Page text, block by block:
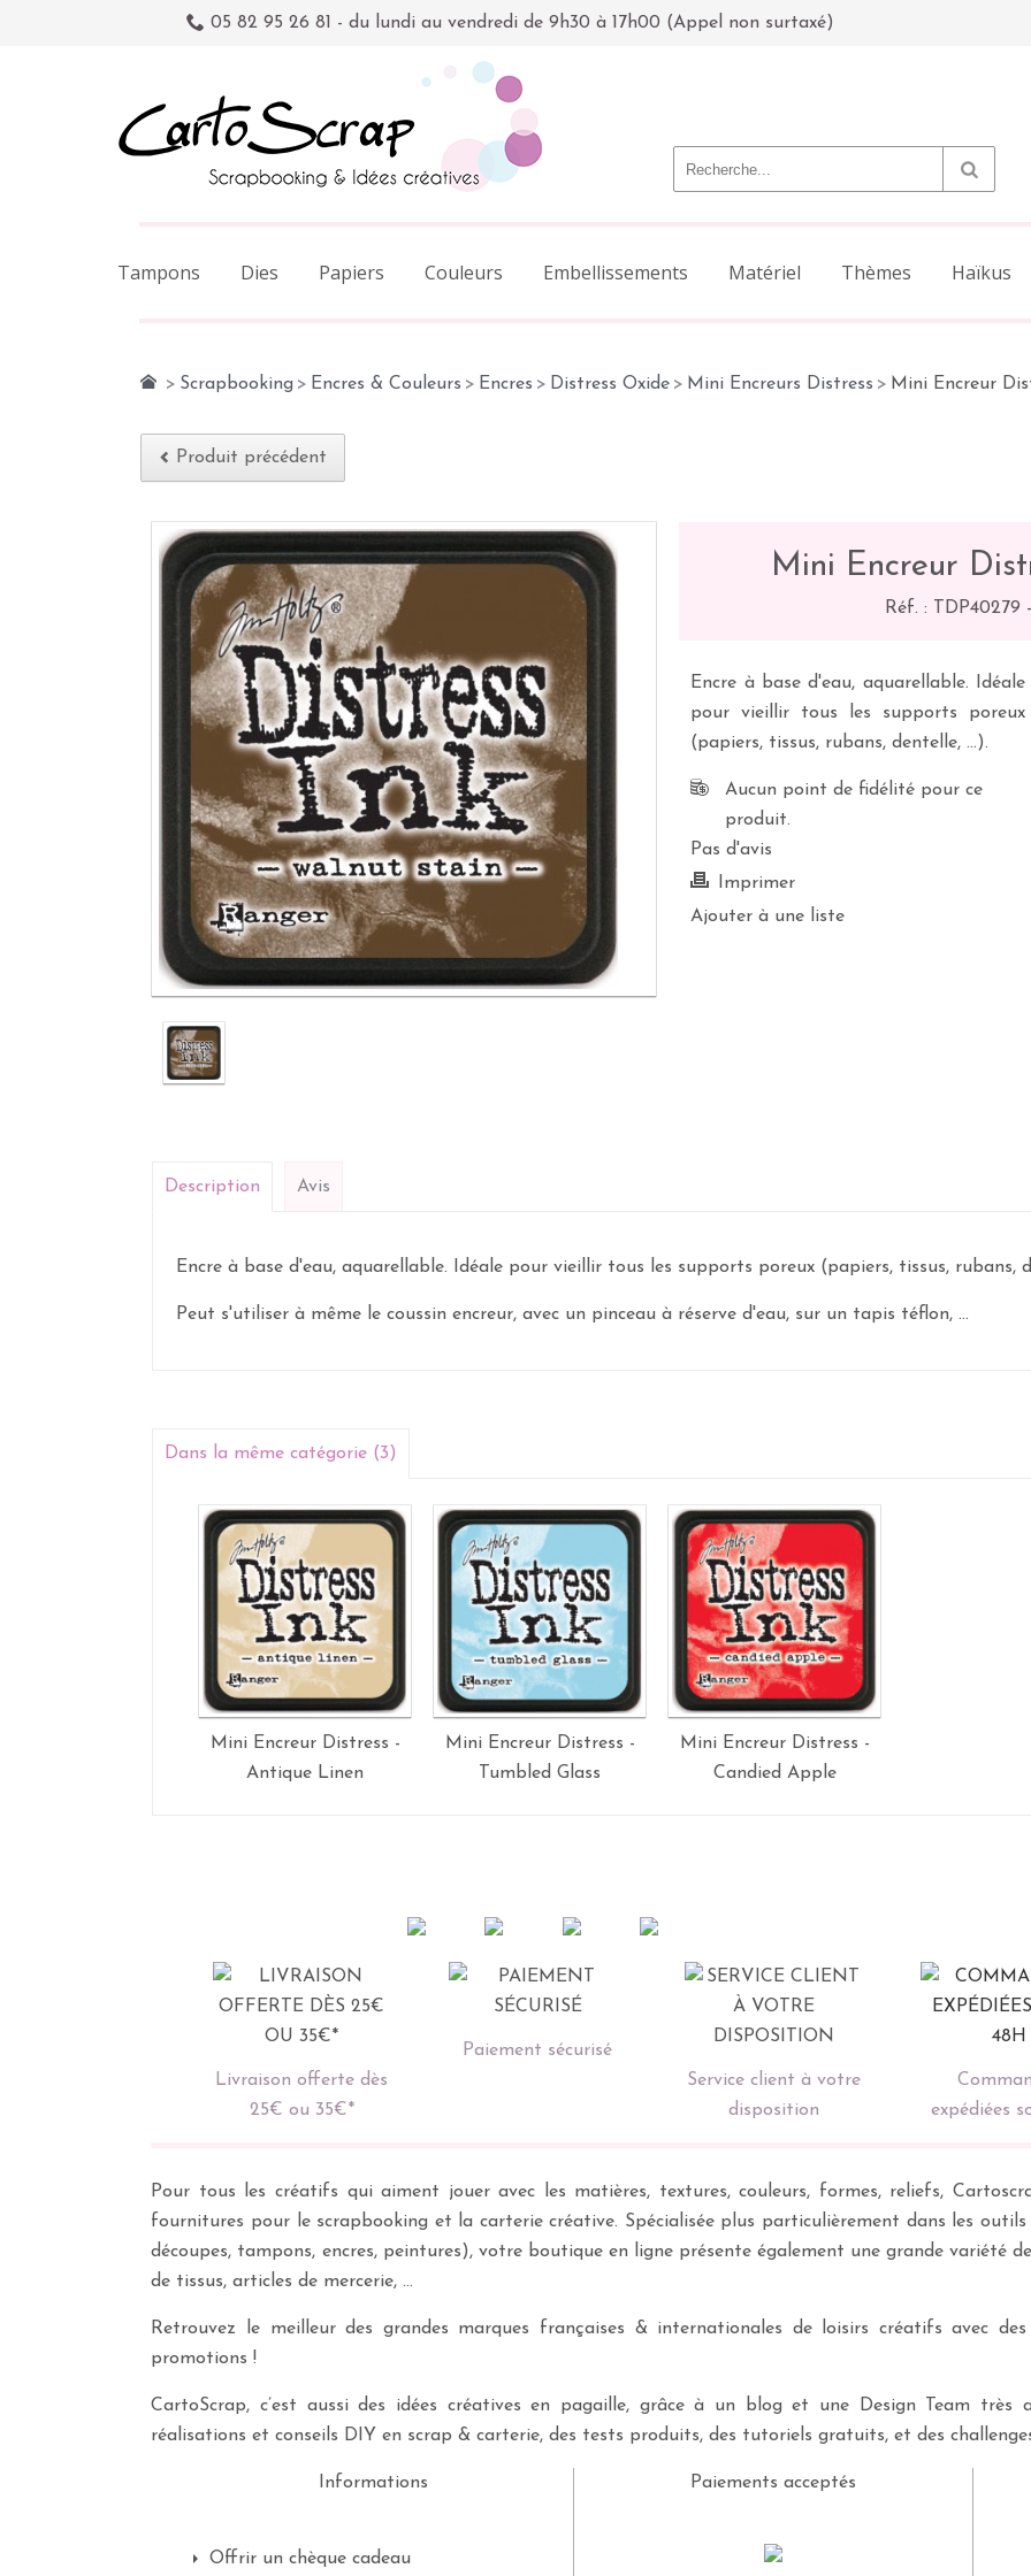
05 82 95 26 81 - du lundi au vendredi de 9h30 à 17h00 (Appel non surtaxé)
Tampons Dies Papiers Couleurs Embellissements Matériel Thèmes Haïkus
> Scrapbooking > Encres & Couleurs > Encres > Distress Oxide > Mini Encreurs Distress > Mini Encreur
Produit précédent
Mini Encreur
Réf. : TDP40279 -
Encre à base d'eau, aquarellable. Idéale
pour vieillir tous les supports poreux
(papiers, tissus, rubans, dentelle, ...).
Aucun point de fidélité pour ce
produit.
Pas d'avis
Imprimer
Ajouter à une liste
Description Avis
Encre à base d'eau, aquarellable. Idéale pour vieillir tous les supports poreux (papiers, tissus, rubans,
Peut s'utiliser à même le coussin encreur, avec un pinceau à réserve d'eau, sur un tapis téflon, ...
Dans la même catégorie (3)
Mini Encreur Distress -
Antique Linen
Mini Encreur Distress -
Tumbled Glass
Mini Encreur Distress -
Candied Apple
Livraison offerte dès
25€ ou 35€*
Paiement sécurisé
Service client à votre
disposition
expédiées
Pour tous les créatifs qui aiment jouer avec les matières, textures, couleurs, formes, reliefs,
fournitures pour le scrapbooking et la carterie créative. Spécialisée plus particulièrement dans les
découpes, tampons, encres, peintures), votre boutique en ligne présente également une grande variété
de tissus, articles de mercerie, …
Retrouvez le meilleur des grandes marques françaises & internationales de loisirs créatifs avec
promotions !
CartoScrap, c’est aussi des idées créatives en pagaille, grâce à un blog et une Design Team très
réalisations et conseils DIY en scrap & carterie, des tests produits, des tutoriels gratuits, et des
Informations
Offrir un chèque cadeau
Paiements acceptés